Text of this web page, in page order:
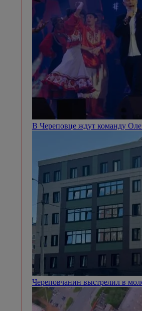
В Череповце ждут команду
Череповчанин выстрелил в